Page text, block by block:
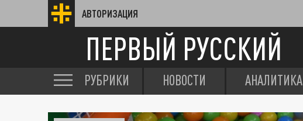
АВТОРИЗАЦИЯ
ПЕРВЫЙ РУССКИЙ
РУБРИКИ НОВОСТИ АНАЛИТИКА